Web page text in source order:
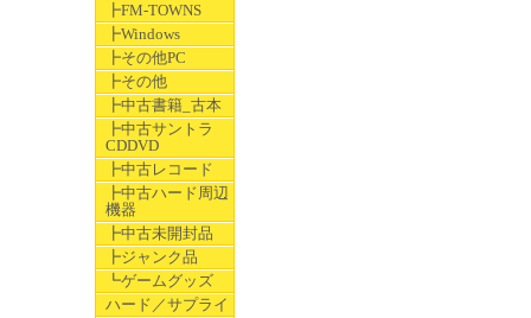
┣FM-TOWNS
┣Windows
┣その他PC
┣その他
┣中古書籍_古本
┣中古サントラ
CDDVD
┣中古レコード
┣中古ハード周辺
機器
┣中古未開封品
┣ジャンク品
┗ゲームグッズ
ハード／サプライ